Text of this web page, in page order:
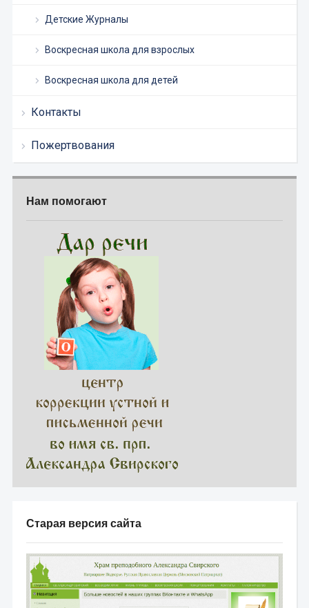
Детские Журналы
Воскресная школа для взрослых
Воскресная школа для детей
Контакты
Пожертвования
Нам помогают
Старая версия сайта